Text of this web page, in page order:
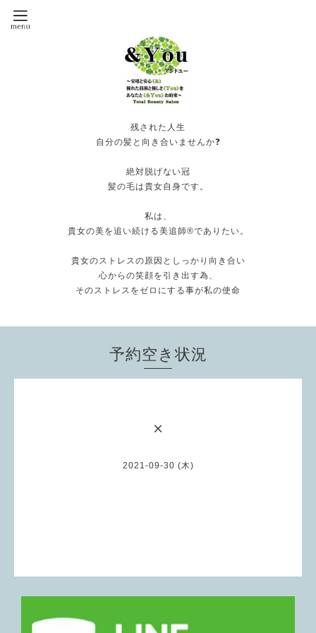
残された人生
自分の髪と向き合いませんか❓
絶対脱げない冠
髪の毛は貴女自身です。
私は、
貴女の美を追い続ける美追師®️でありたい。
貴女のストレスの原因としっかり向き合い
心からの笑顔を引き出す為、
そのストレスをゼロにする事が私の使命
予約空き状況
×
2021-09-30 (木)